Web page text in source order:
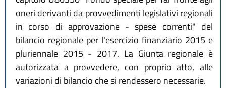
oneri derivanti da provvedimenti legislativi regionali
in corso di approvazione - spese correnti" del
bilancio regionale per l'esercizio finanziario 2015 e
pluriennale 2015 - 2017. La Giunta regionale è
autorizzata a provvedere, con proprio atto, alle
variazioni di bilancio che si rendessero necessarie.